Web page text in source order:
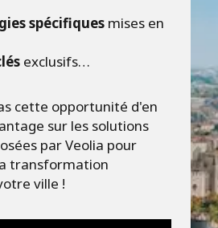
spécifiques mises en
exclusifs…
cette opportunité d'en
sur les solutions
par Veolia pour
transformation
ville !